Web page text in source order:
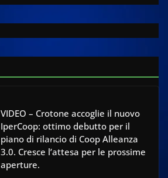
VIDEO – Crotone accoglie il nuovo
IperCoop: ottimo debutto per il
piano di rilancio di Coop Alleanza
3.0. Cresce l’attesa per le prossime
aperture.